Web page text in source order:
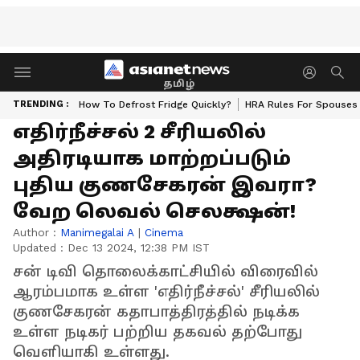
தமிழ்
TRENDING : How To Defrost Fridge Quickly? HRA Rules For Spouses
எதிர்நீச்சல் 2 சீரியலில்
அதிரடியாக மாற்றப்படும்
புதிய குணசேகரன் இவரா?
வேற லெவல் செலக்ஷன்!
Author : Manimegalai A | Cinema
Updated : Dec 13 2024, 12:38 PM IST
சன் டிவி தொலைக்காட்சியில் விரைவில்
ஆரம்பமாக உள்ள 'எதிர்நீச்சல்' சீரியலில்
குணசேகரன் கதாபாத்திரத்தில் நடிக்க
உள்ள நடிகர் பற்றிய தகவல் தற்போது
வெளியாகி உள்ளது.